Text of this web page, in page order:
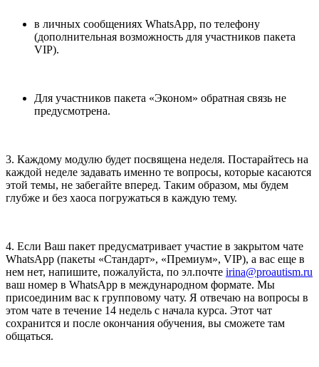
в личных сообщениях WhatsApp, по телефону
(дополнительная возможность для участников пакета
VIP).
Для участников пакета «Эконом» обратная связь не
предусмотрена.
3. Каждому модулю будет посвящена неделя. Постарайтесь на
каждой неделе задавать именно те вопросы, которые касаются
этой темы, не забегайте вперед. Таким образом, мы будем
глубже и без хаоса погружаться в каждую тему.
4. Если Ваш пакет предусматривает участие в закрытом чате
WhatsApp (пакеты «Стандарт», «Премиум», VIP), а вас еще в
нем нет, напишите, пожалуйста, по эл.почте irina@proautism.ru
ваш номер в WhatsApp в международном формате. Мы
присоединим вас к групповому чату. Я отвечаю на вопросы в
этом чате в течение 14 недель с начала курса. Этот чат
сохранится и после окончания обучения, вы сможете там
общаться.